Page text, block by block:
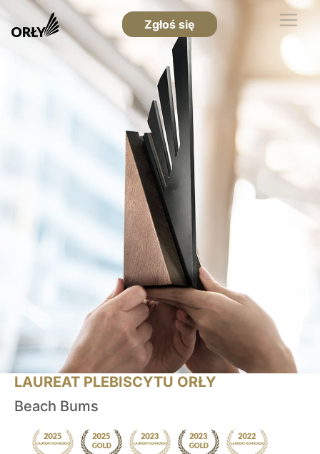
Zgłoś się
LAUREAT PLEBISCYTU ORŁY
Beach Bums